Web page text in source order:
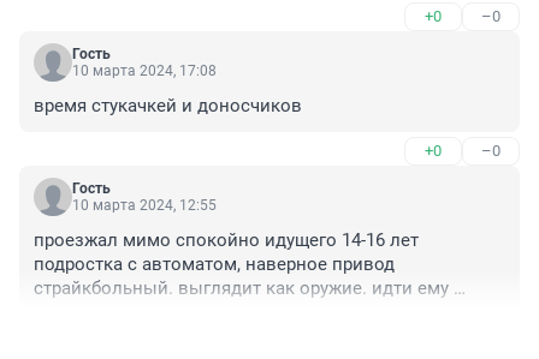
+0 –0
Гость
10 марта 2024, 17:08
время стукачкей и доносчиков
+0 –0
Гость
10 марта 2024, 12:55
проезжал мимо спокойно идущего 14-16 лет
подростка с автоматом, наверное привод
страйкбольный. выглядит как оружие. идти ему